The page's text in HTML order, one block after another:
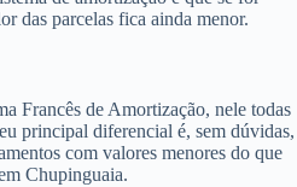
das parcelas fica ainda menor.
Francês de Amortização, nele todas
principal diferencial é, sem dúvidas,
com valores menores do que
Chupinguaia.